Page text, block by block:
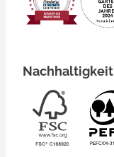
Nachhaltigkeit